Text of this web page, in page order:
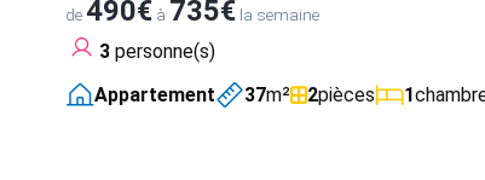
de490€à 735€la semaine
3personne(s)
Appartement
37m² 2pièces 1